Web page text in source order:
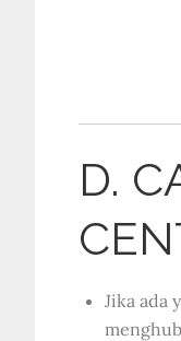
D.
Jika ada